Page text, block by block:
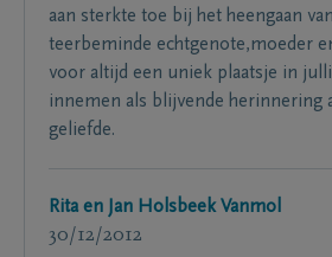
aan sterkte toe bij het heengaan
teerbeminde echtgenote,moeder
voor altijd een uniek plaatsje in
innemen als blijvende herinnering
geliefde.
Rita en Jan Holsbeek Vanmol
30/12/2012